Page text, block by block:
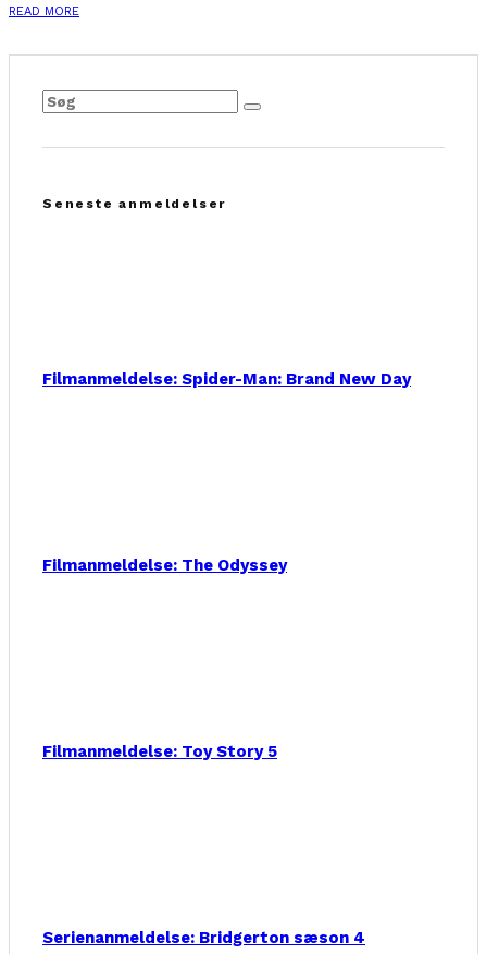
READ MORE
Seneste anmeldelser
Filmanmeldelse: Spider-Man: Brand New Day
Filmanmeldelse: The Odyssey
Filmanmeldelse: Toy Story 5
Serienanmeldelse: Bridgerton sæson 4